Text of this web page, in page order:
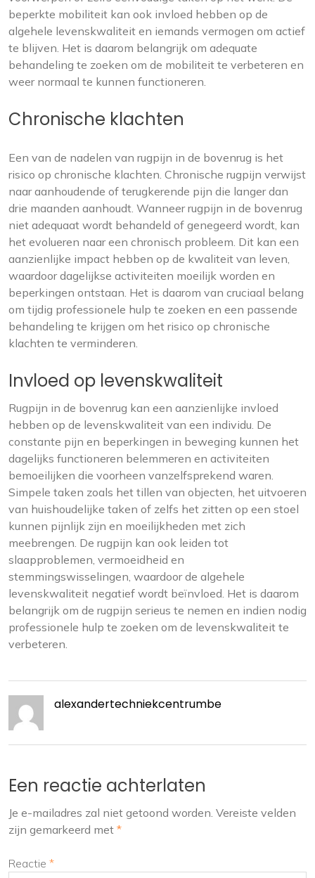
beperkte mobiliteit kan ook invloed hebben op de
algehele levenskwaliteit en iemands vermogen om actief
te blijven. Het is daarom belangrijk om adequate
behandeling te zoeken om de mobiliteit te verbeteren en
weer normaal te kunnen functioneren.
Chronische klachten
Een van de nadelen van rugpijn in de bovenrug is het
risico op chronische klachten. Chronische rugpijn verwijst
naar aanhoudende of terugkerende pijn die langer dan
drie maanden aanhoudt. Wanneer rugpijn in de bovenrug
niet adequaat wordt behandeld of genegeerd wordt, kan
het evolueren naar een chronisch probleem. Dit kan een
aanzienlijke impact hebben op de kwaliteit van leven,
waardoor dagelijkse activiteiten moeilijk worden en
beperkingen ontstaan. Het is daarom van cruciaal belang
om tijdig professionele hulp te zoeken en een passende
behandeling te krijgen om het risico op chronische
klachten te verminderen.
Invloed op levenskwaliteit
Rugpijn in de bovenrug kan een aanzienlijke invloed
hebben op de levenskwaliteit van een individu. De
constante pijn en beperkingen in beweging kunnen het
dagelijks functioneren belemmeren en activiteiten
bemoeilijken die voorheen vanzelfsprekend waren.
Simpele taken zoals het tillen van objecten, het uitvoeren
van huishoudelijke taken of zelfs het zitten op een stoel
kunnen pijnlijk zijn en moeilijkheden met zich
meebrengen. De rugpijn kan ook leiden tot
slaapproblemen, vermoeidheid en
stemmingswisselingen, waardoor de algehele
levenskwaliteit negatief wordt beïnvloed. Het is daarom
belangrijk om de rugpijn serieus te nemen en indien nodig
professionele hulp te zoeken om de levenskwaliteit te
verbeteren.
alexandertechniekcentrumbe
Een reactie achterlaten
Je e-mailadres zal niet getoond worden. Vereiste velden
zijn gemarkeerd met *
Reactie *